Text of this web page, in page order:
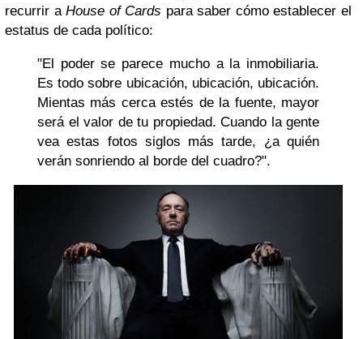
recurrir aHouse of Cards para saber cómo establecer el
estatus de cada político:
"El poder se parece mucho a la inmobiliaria.
Es todo sobre ubicación, ubicación, ubicación.
Mientas más cerca estés de la fuente, mayor
será el valor de tu propiedad. Cuando la gente
vea estas fotos siglos más tarde, ¿a quién
verán sonriendo al borde del cuadro?".